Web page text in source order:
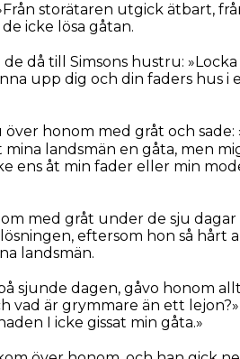
storätaren utgick ätbart,
icke lösa gåtan.
då till Simsons hustru:
upp dig och din faders hus i
över honom med gråt och
landsmän en gåta, men
ens åt min fader eller min
med gråt under de sju
eftersom hon så hårt
landsmän.
sjunde dagen, gåvo honom
vad är grymmare än ett
I icke gissat min gåta.»